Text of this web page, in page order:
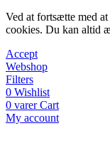
Ved at fortsætte med
cookies. Du kan altid
Accept
Webshop
Filters
0 Wishlist
0 varer Cart
My account